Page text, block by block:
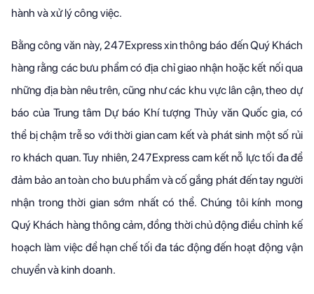
hành và xử lý công việc.
Bằng công văn này, 247Express xin thông báo đến Quý Khách
hàng rằng các bưu phẩm có địa chỉ giao nhận hoặc kết nối qua
những địa bàn nêu trên, cũng như các khu vực lân cận, theo dự
báo của Trung tâm Dự báo Khí tượng Thủy văn Quốc gia, có
thể bị chậm trễ so với thời gian cam kết và phát sinh một số rủi
ro khách quan. Tuy nhiên, 247Express cam kết nỗ lực tối đa để
đảm bảo an toàn cho bưu phẩm và cố gắng phát đến tay người
nhận trong thời gian sớm nhất có thể. Chúng tôi kính mong
Quý Khách hàng thông cảm, đồng thời chủ động điều chỉnh kế
hoạch làm việc để hạn chế tối đa tác động đến hoạt động vận
chuyển và kinh doanh.